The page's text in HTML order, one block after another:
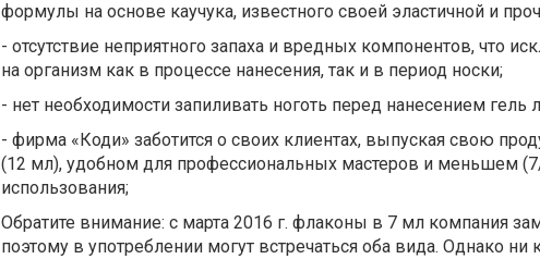
формулы на основе каучука, известного своей эластичной и
- отсутствие неприятного запаха и вредных компонентов, что
на организм как в процессе нанесения, так и в период носки;
- нет необходимости запиливать ноготь перед нанесением гель
- фирма «Коди» заботится о своих клиентах, выпуская свою
(12 мл), удобном для профессиональных мастеров и меньшем
использования;
Обратите внимание: с марта 2016 г. флаконы в 7 мл компания
поэтому в употреблении могут встречаться оба вида. Однако ни